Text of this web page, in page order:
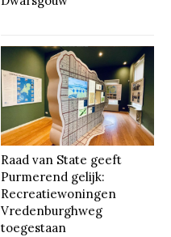
Raad van State geeft
Purmerend gelijk:
Recreatiewoningen
Vredenburghweg
toegestaan